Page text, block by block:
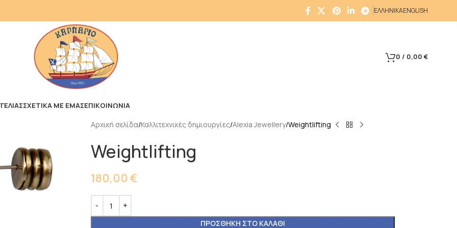
ΕΛΛΗΝΙΚΑENGLISH
0 / 0,00 €
ΣΧΕΤΙΚΑ ΜΕ ΕΜΑΣΕΠΙΚΟΙΝΩΝΙΑ
Αρχική σελίδα Καλλιτεχνικές δημιουργίες Alexia Jewellery Weightlifting
Weightlifting
180,00 €
ΠΡΟΣΘΉΚΗ ΣΤΟ ΚΑΛΆΘΙ